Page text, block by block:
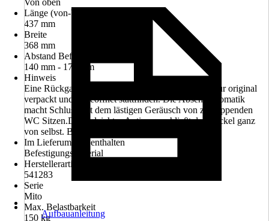
Von oben
Länge (von-bis)
437 mm
Breite
368 mm
Abstand Befestigungslöcher
140 mm - 170 mm
Hinweis
Eine Rückgabe kann wegen Hygienevorschriften nur original
verpackt und ungeöffnet stattfinden. Die Absenkautomatik
macht Schluss mit dem lästigen Geräusch von zuklappenden
WC Sitzen.Durch leichtes Antippen schließt der Deckel ganz
von selbst. Bitte nicht nachdrücken!
Im Lieferumfang enthalten
Befestigungsmaterial
Herstellerartikelnummer
541283
Serie
Mito
Max. Belastbarkeit
150 kgAufbauanleitung